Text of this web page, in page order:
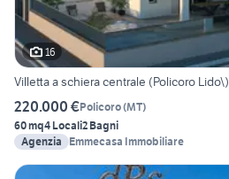
16
Villetta a schiera centrale (Policoro Lido\)
220.000 €Policoro(MT)
60 mq4 Locali2 Bagni
Agenzia
Emmecasa Immobiliare